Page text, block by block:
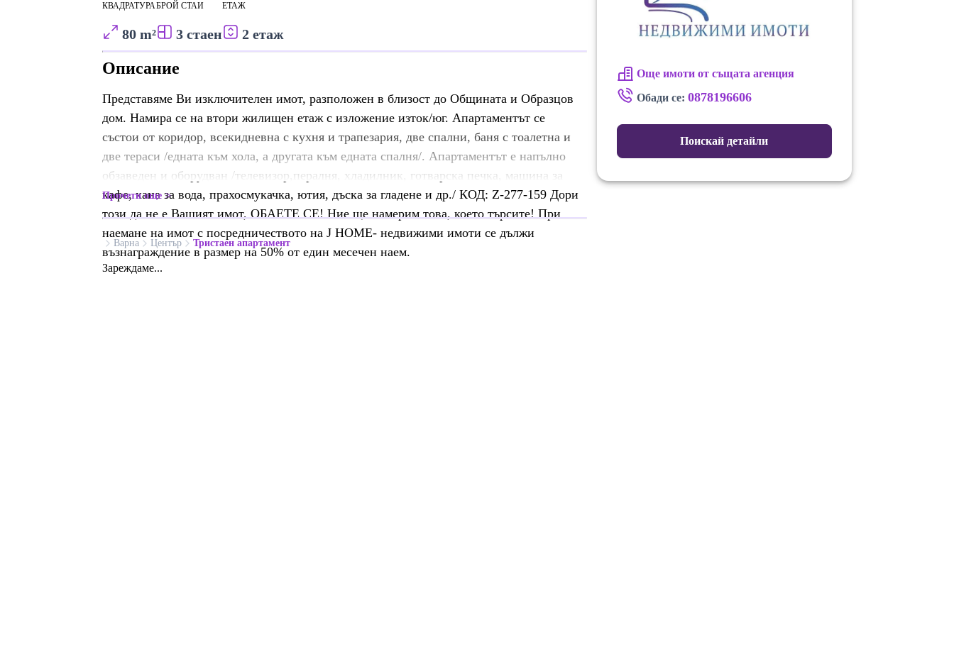
КВАДРАТУРА
80 m²
БРОЙ СТАИ
3 стаен
ЕТАЖ
2 етаж
Описание
Представяме Ви изключителен имот, разположен в близост до Общината и Образцов
дом. Намира се на втори жилищен етаж с изложение изток/юг. Апартаментът се
състои от коридор, всекидневна с кухня и трапезария, две спални, баня с тоалетна и
две тераси /едната към хола, а другата към едната спалня/. Апартаментът е напълно
обзаведен и оборудван /телевизор,пералня, хладилник, готварска печка, машина за
кафе, кана за вода, прахосмукачка, ютия, дъска за гладене и др./ КОД: Z-277-159 Дори
този да не е Вашият имот, ОБАЕТЕ СЕ! Ние ще намерим това, което търсите! При
наемане на имот с посредничеството на J HOME- недвижими имоти се дължи
възнаграждение в размер на 50% от един месечен наем.
Прочети още
Още имоти от същата агенция
Обади се: 0878196606
Поискай детайли
Варна Център Тристаен апартамент
Зареждаме...